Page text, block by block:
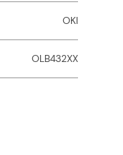
OKI
OLB432XX